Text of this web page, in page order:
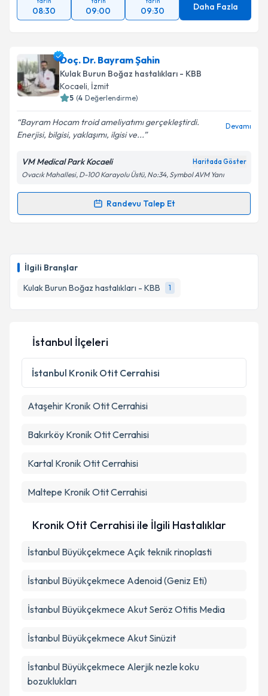
İlgili Branşlar
Kulak Burun Boğaz hastalıkları - KBB
1
08:30 09:00 09:30 Daha Fazla
Doç. Dr. Bayram Şahin
Kulak Burun Boğaz hastalıkları - KBB
Kocaeli, İzmit
5 (4 Değerlendirme)
Bayram Hocam troid ameliyatımı gerçekleştirdi.
Enerjisi, bilgisi, yaklaşımı, ilgisi ve...
Devamı
VM Medical Park Kocaeli Haritada Göster
Ovacık Mahallesi, D-100 Karayolu Üstü, No:34, Symbol AVM Yanı
Randevu Talep Et
Randevu Takvimi Talebi
takvim hazırlandığında e-posta ile bilgilendireceğiz.
Kişisel verilerimin işlenmesine ilişkinAydınlatma
Metni
'ni okudum ve kişisel verilerimin belirtilen
kapsamda işlenmesini kabul ediyorum.
İstanbul İlçeleri
İstanbul Kronik Otit Cerrahisi
Ataşehir Kronik Otit Cerrahisi
Bakırköy Kronik Otit Cerrahisi
Kartal Kronik Otit Cerrahisi
Maltepe Kronik Otit Cerrahisi
Kronik Otit Cerrahisi ile İlgili Hastalıklar
İstanbul Büyükçekmece Açık teknik rinoplasti
İstanbul Büyükçekmece Adenoid (Geniz Eti)
İstanbul Büyükçekmece Akut Seröz Otitis Media
İstanbul Büyükçekmece Akut Sinüzit
İstanbul Büyükçekmece Alerjik nezle koku
bozuklukları